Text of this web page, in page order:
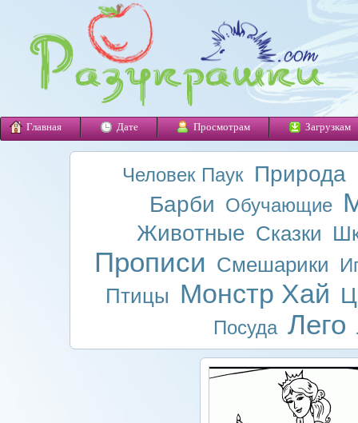
Главная Дате Просмотрам Загрузкам
Человек Паук Природа
Барби Обучающие
Животные Сказки
Прописи Смешарики
Птицы Монстр Хай
Посуда Лего